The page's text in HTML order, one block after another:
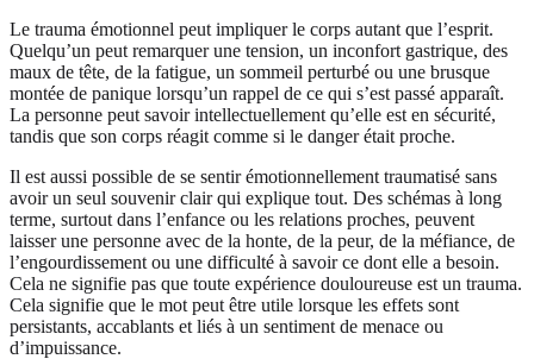
Le trauma émotionnel peut impliquer le corps autant que l’esprit.
Quelqu’un peut remarquer une tension, un inconfort gastrique, des
maux de tête, de la fatigue, un sommeil perturbé ou une brusque
montée de panique lorsqu’un rappel de ce qui s’est passé apparaît.
La personne peut savoir intellectuellement qu’elle est en sécurité,
tandis que son corps réagit comme si le danger était proche.
Il est aussi possible de se sentir émotionnellement traumatisé sans
avoir un seul souvenir clair qui explique tout. Des schémas à long
terme, surtout dans l’enfance ou les relations proches, peuvent
laisser une personne avec de la honte, de la peur, de la méfiance, de
l’engourdissement ou une difficulté à savoir ce dont elle a besoin.
Cela ne signifie pas que toute expérience douloureuse est un trauma.
Cela signifie que le mot peut être utile lorsque les effets sont
persistants, accablants et liés à un sentiment de menace ou
d’impuissance.